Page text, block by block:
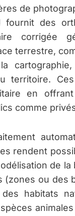
de
fournit des
corrigée
terrestre,
territoire.
en
comme
rendent
de la
(zones ou des
habitats